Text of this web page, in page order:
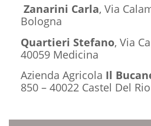
Zanarini Carla, Via
Bologna
Quartieri Stefano, Via
40059 Medicina
Azienda Agricola Il
850 – 40022 Castel Del Rio